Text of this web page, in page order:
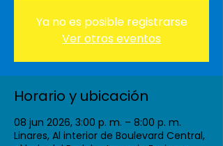
Ya no es posible registrarse
Ver otros eventos
Horario y ubicación
08 jun 2026, 3:00 p. m. – 8:00 p. m.
Linares, Al interior de Boulevard Central,